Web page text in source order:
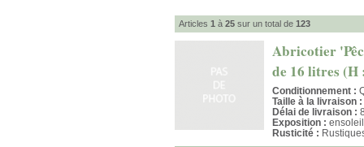
Articles 1 à 25 sur un total de 123
Abricotier
de 16 litres (H
Conditionnement :
Taille à la livraison :
Délai de livraison :
Exposition :
Rusticité :